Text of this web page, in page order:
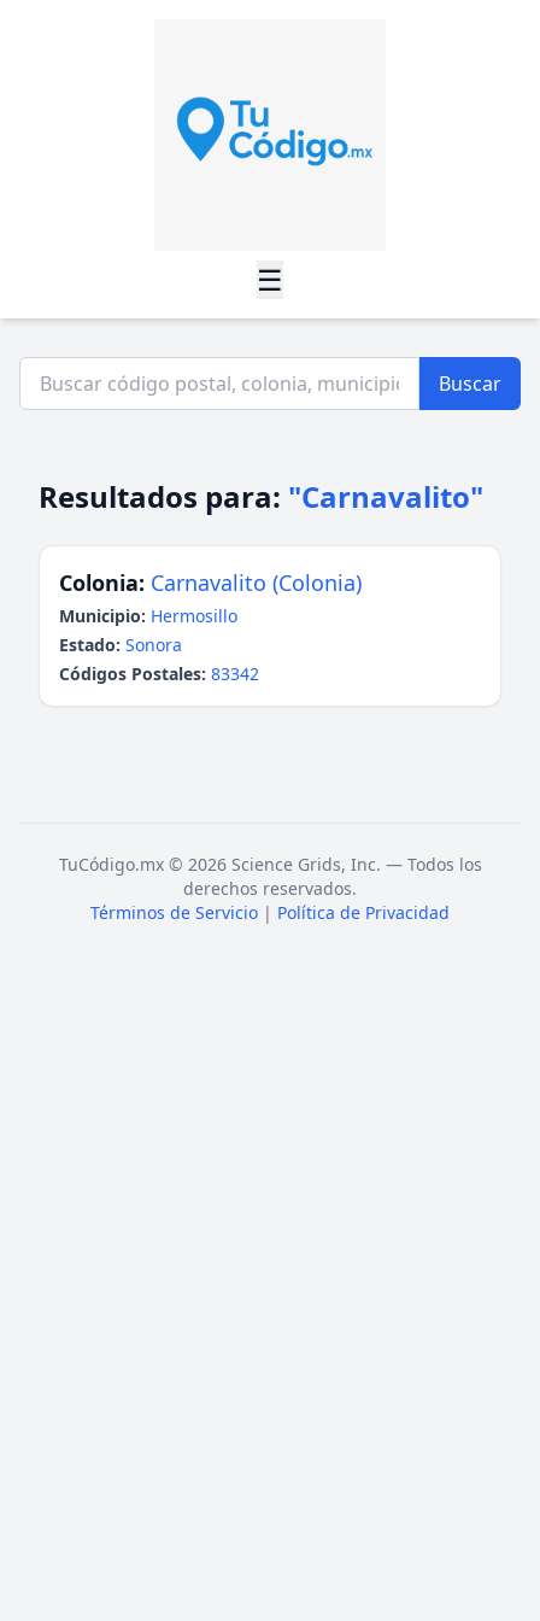
☰
Buscar
Resultados para: "Carnavalito"
Colonia: Carnavalito (Colonia)
Municipio: Hermosillo
Estado: Sonora
Códigos Postales: 83342
TuCódigo.mx © 2026 Science Grids, Inc. — Todos los
derechos reservados.
Términos de Servicio | Política de Privacidad